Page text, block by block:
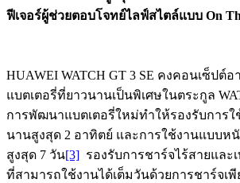
ฟีเจอร์ผู้ช่วยตอบโจทย์ไลฟ์สไตล์แบบ On
HUAWEI WATCH GT 3 SE คงคอนเซ็ปต์
แบตเตอรี่ที่ยาวนานเป็นพิเศษในตระกูล
การพัฒนาแบตเตอรี่ใหม่ทำให้รองรับการใ
นานสูงสุด 2 อาทิตย์ และการใช้งานแบบห
สูงสุด 7 วัน[3] รองรับการชาร์จไร้สายและ
ที่สามารถใช้งานได้เต็มวันด้วยการชาร์จเ